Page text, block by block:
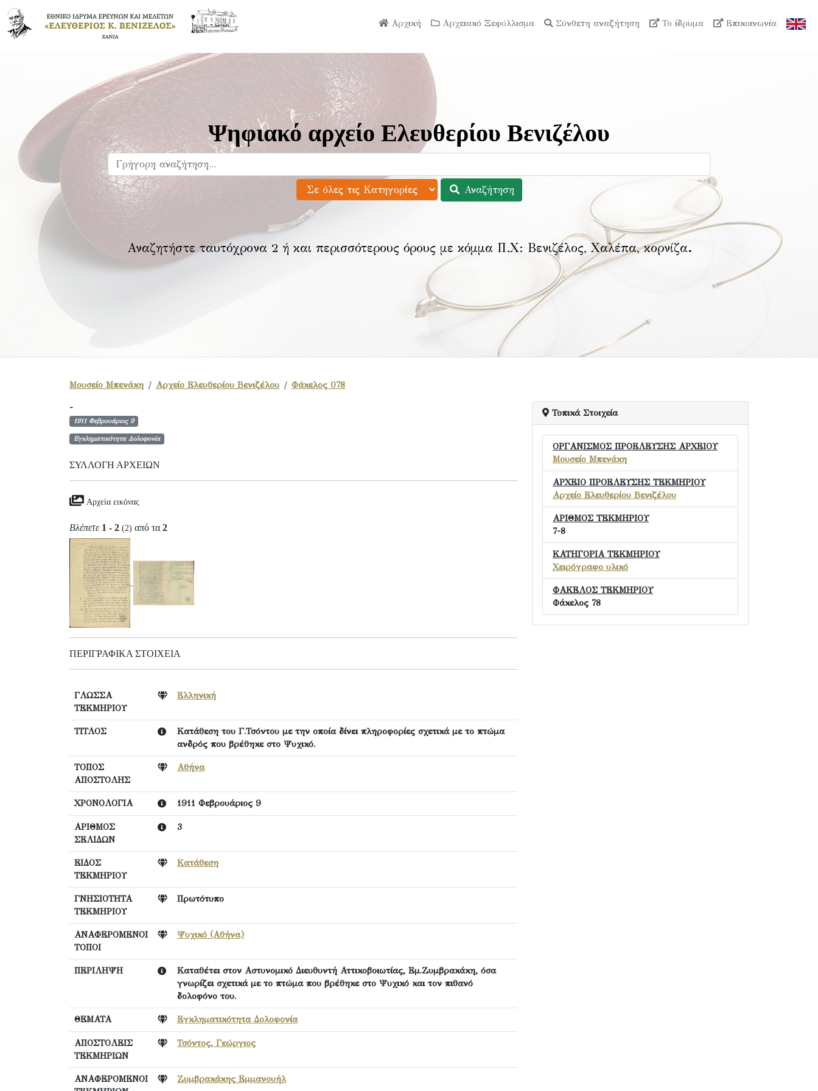
Αρχική Αρχειακό Ξεφύλλισμα Σύνθετη αναζήτηση Το ίδρυμα Επικοινωνία
Ψηφιακό αρχείο Ελευθερίου Βενιζέλου
Αναζήτηση
Αναζητήστε ταυτόχρονα 2 ή και περισσότερους όρους με κόμμα Π.Χ: Βενιζέλος, Χαλέπα, κορνίζα.
Μουσείο Μπενάκη Αρχείο Ελευθερίου Βενιζέλου Φάκελος 078
-
1911 Φεβρουάριος 9
Εγκληματικότητα Δολοφονία
ΣΥΛΛΟΓΉ ΑΡΧΕΊΩΝ
Αρχεία εικόνας
Βλέπετε 1 - 2 (2) από τα 2
ΠΕΡΙΓΡΑΦΙΚΆ ΣΤΟΙΧΕΊΑ
ΓΛΩΣΣΑ
ΤΕΚΜΗΡΙΟΥ
Ελληνική
ΤΙΤΛΟΣ
Κατάθεση του Γ.Τσόντου με την οποία δίνει πληροφορίες σχετικά με το πτώμα
ανδρός που βρέθηκε στο Ψυχικό.
ΤΟΠΟΣ
ΑΠΟΣΤΟΛΗΣ
Αθήνα
ΧΡΟΝΟΛΟΓΙΑ 1911 Φεβρουάριος 9
ΑΡΙΘΜΟΣ
ΣΕΛΙΔΩΝ
3
ΕΙΔΟΣ
ΤΕΚΜΗΡΙΟΥ
Κατάθεση
ΓΝΗΣΙΟΤΗΤΑ
ΤΕΚΜΗΡΙΟΥ
Πρωτότυπο
ΑΝΑΦΕΡΟΜΕΝΟΙ
ΤΟΠΟΙ
Ψυχικό (Αθήνα)
ΠΕΡΙΛΗΨΗ
Καταθέτει στον Αστυνομικό Διευθυντή Αττικοβοιωτίας, Εμ.Ζυμβρακάκη, όσα
γνωρίζει σχετικά με το πτώμα που βρέθηκε στο Ψυχικό και τον πιθανό
δολοφόνο του.
ΘΕΜΑΤΑ Εγκληματικότητα Δολοφονία
ΑΠΟΣΤΟΛΕΙΣ
ΤΕΚΜΗΡΙΩΝ
Τσόντος, Γεώργιος
ΑΝΑΦΕΡΟΜΕΝΟΙ
Ζυμβρακάκης Εμμανουήλ
Τοπικά Στοιχεία
ΟΡΓΑΝΙΣΜΟΣ ΠΡΟΕΛΕΥΣΗΣ ΑΡΧΕΙΟΥ
Μουσείο Μπενάκη
ΑΡΧΕΙΟ ΠΡΟΕΛΕΥΣΗΣ ΤΕΚΜΗΡΙΟΥ
Αρχείο Ελευθερίου Βενιζέλου
ΑΡΙΘΜΟΣ ΤΕΚΜΗΡΙΟΥ
7-8
ΚΑΤΗΓΟΡΙΑ ΤΕΚΜΗΡΙΟΥ
Χειρόγραφο υλικό
ΦΑΚΕΛΟΣ ΤΕΚΜΗΡΙΟΥ
Φάκελος 78